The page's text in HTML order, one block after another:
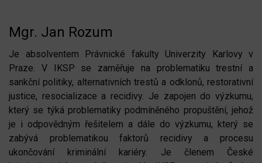
Mgr. Jan Rozum
Je absolventem Právnické fakulty Univerzity Karlovy v
Praze. V IKSP se zaměřuje na problematiku trestní a
sankční politiky, alternativních trestů a odklonů, restorativní
justice, resocializace a recidivy. Je zapojen do výzkumu,
který se týká problematiky podmíněného propuštění, jehož
je i odpovědným řešitelem a dále do výzkumu, který se
zabývá problematikou faktorů recidivy a procesu
ukončování kriminální kariéry. Je členem České